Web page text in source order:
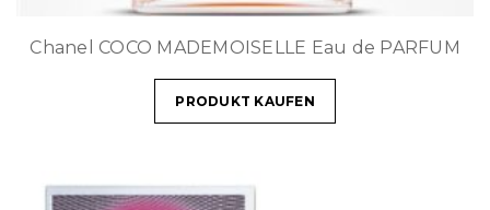
Chanel COCO MADEMOISELLE Eau de PARFUM
PRODUKT KAUFEN